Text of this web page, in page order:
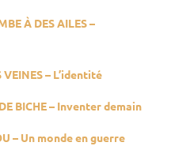
À DES AILES–
VEINES– L’identité
BICHE– Inventer demain
– Un monde en guerre